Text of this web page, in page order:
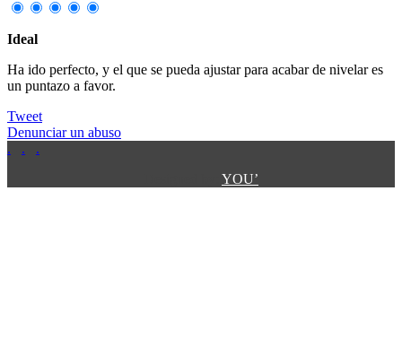
Ideal
Ha ido perfecto, y el que se pueda ajustar para acabar de nivelar es
un puntazo a favor.
Tweet
Denunciar un abuso
.
.
.
YOU’